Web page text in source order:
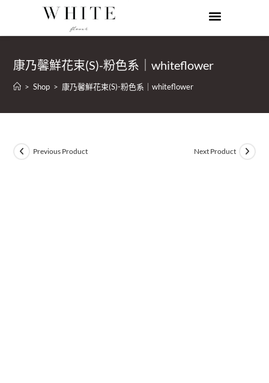
康乃馨鮮花束(S)-粉色系｜whiteflower
> Shop > 康乃馨鮮花束(S)-粉色系｜whiteflower
Previous Product Next Product